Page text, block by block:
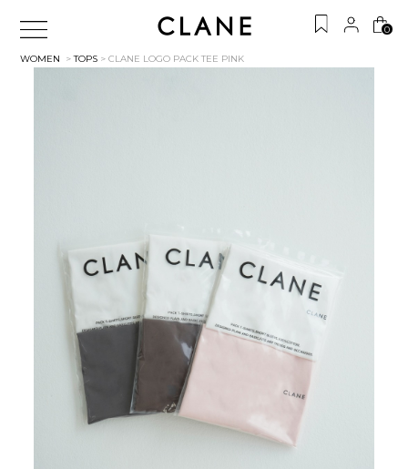
0
WOMEN >TOPS > CLANE LOGO PACK TEE PINK